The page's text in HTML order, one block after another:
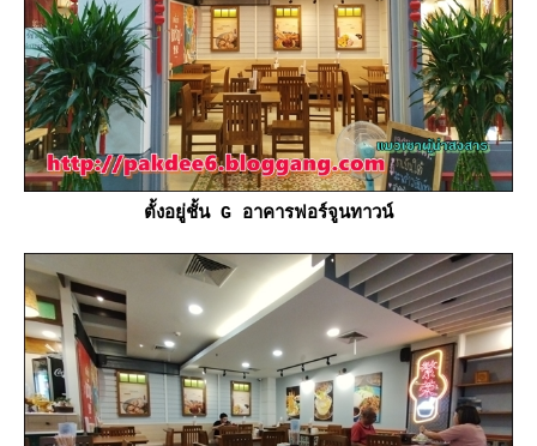
ตั้งอยู่ชั้น G อาคารฟอร์จูนทาวน์